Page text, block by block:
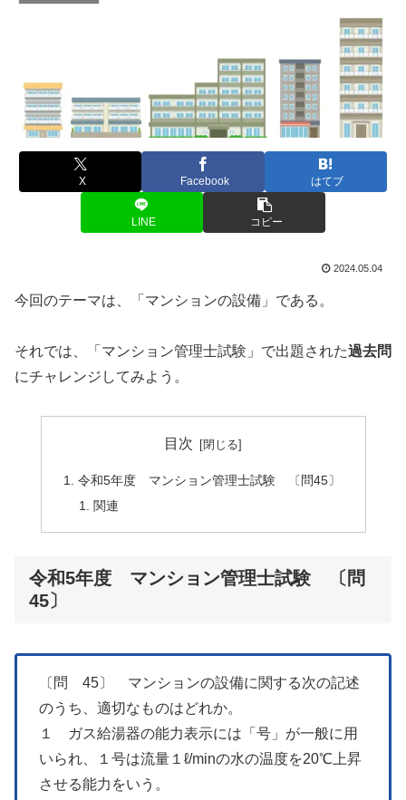
X Facebook はてブ
LINE コピー
2024.05.04
今回のテーマは、「マンションの設備」である。
それでは、「マンション管理士試験」で出題された過去問
にチャレンジしてみよう。
目次
令和5年度 マンション管理士試験 〔問45〕
関連
令和5年度 マンション管理士試験 〔問
45〕
〔問 45〕 マンションの設備に関する次の記述
のうち、適切なものはどれか。
１ ガス給湯器の能力表示には「号」が一般に用
いられ、１号は流量１ℓ/minの水の温度を20℃上昇
させる能力をいう。